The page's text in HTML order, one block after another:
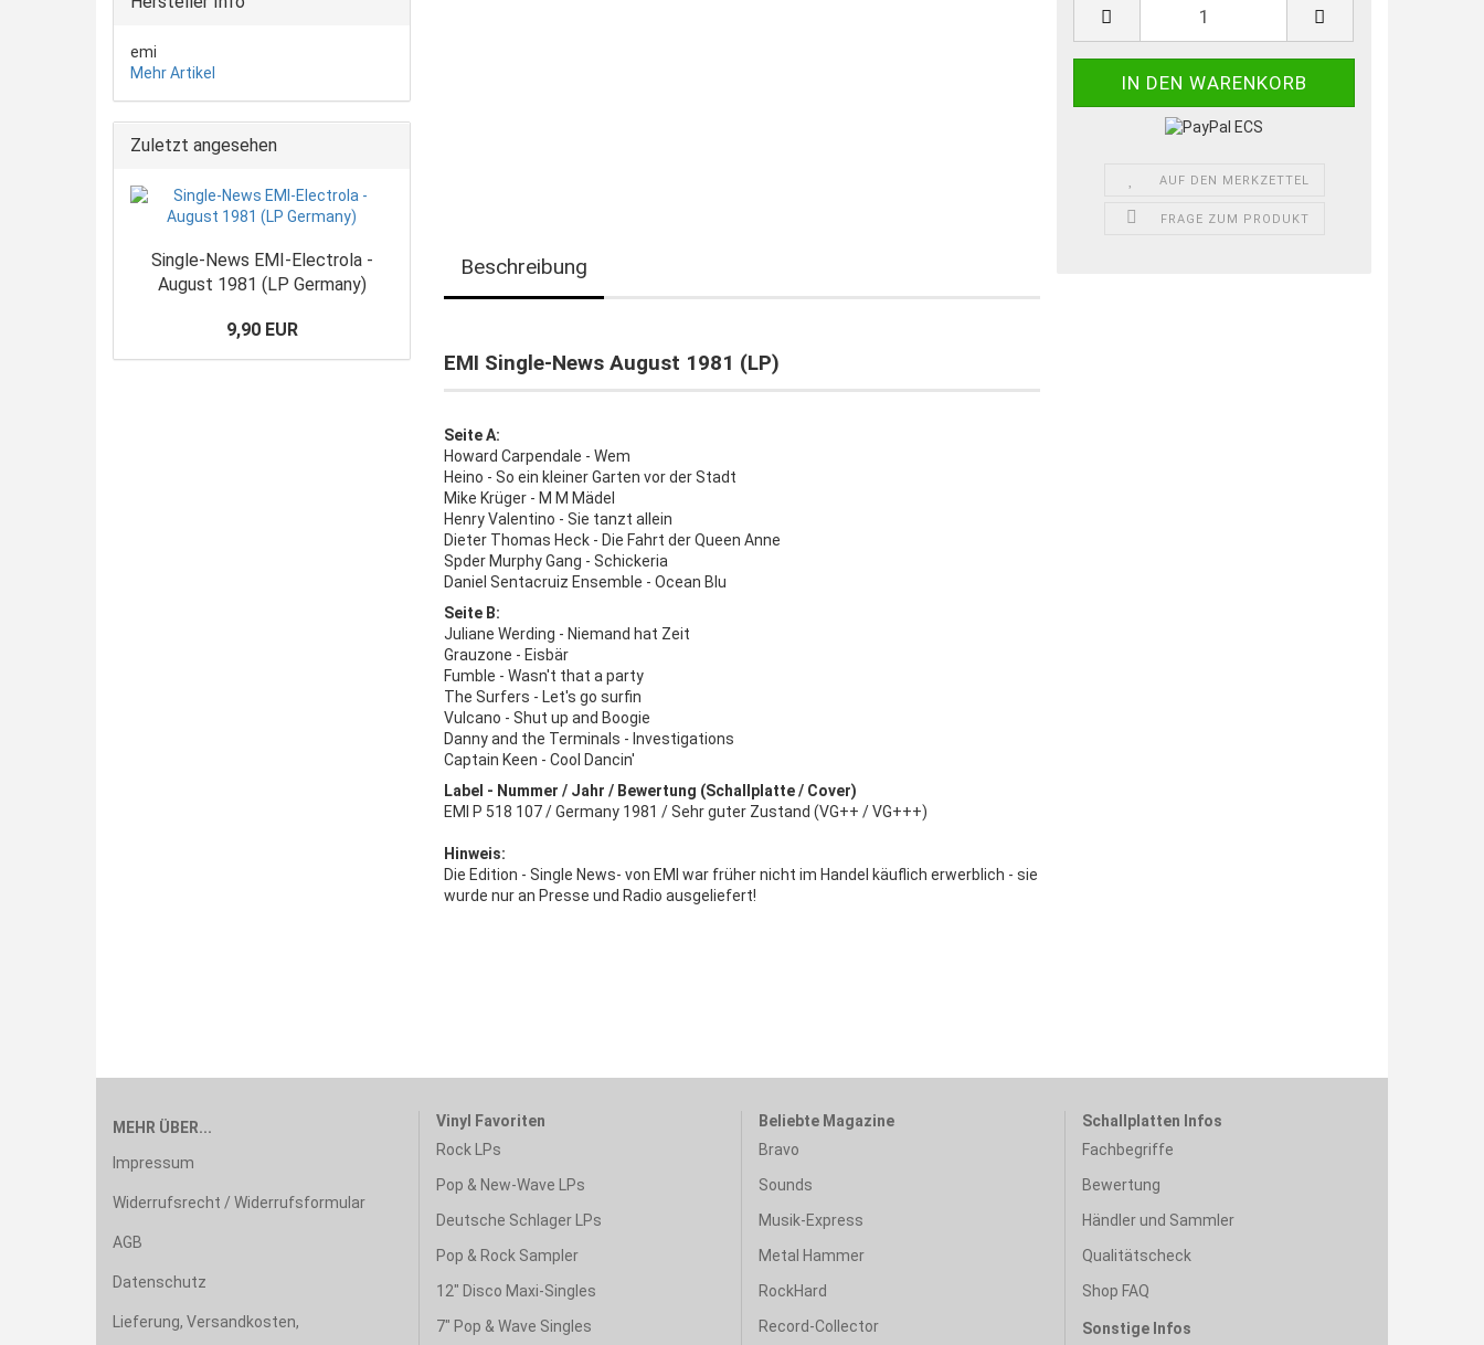
AUF DEN MERKZETTEL
FRAGE ZUM PRODUKT
Beschreibung
EMI Single-News August 1981 (LP)
Seite A:
Howard Carpendale - Wem
Heino - So ein kleiner Garten vor der Stadt
Mike Krüger - M M Mädel
Henry Valentino - Sie tanzt allein
Dieter Thomas Heck - Die Fahrt der Queen Anne
Spder Murphy Gang - Schickeria
Daniel Sentacruiz Ensemble - Ocean Blu
Seite B:
Juliane Werding - Niemand hat Zeit
Grauzone - Eisbär
Fumble - Wasn't that a party
The Surfers - Let's go surfin
Vulcano - Shut up and Boogie
Danny and the Terminals - Investigations
Captain Keen - Cool Dancin'
Label - Nummer / Jahr / Bewertung (Schallplatte / Cover)
EMI P 518 107 / Germany 1981 / Sehr guter Zustand (VG++ / VG+++)
Hinweis:
Die Edition - Single News- von EMI war früher nicht im Handel käuflich erwerblich - sie
wurde nur an Presse und Radio ausgeliefert!
emi
Mehr Artikel
Zuletzt angesehen
Single-News EMI-Electrola -
August 1981 (LP Germany)
9,90 EUR
MEHR ÜBER...
Impressum
Widerrufsrecht / Widerrufsformular
AGB
Datenschutz
Lieferung, Versandkosten,
Vinyl Favoriten
Rock LPs
Pop & New-Wave LPs
Deutsche Schlager LPs
Pop & Rock Sampler
12" Disco Maxi-Singles
7" Pop & Wave Singles
Beliebte Magazine
Bravo
Sounds
Musik-Express
Metal Hammer
RockHard
Record-Collector
Schallplatten Infos
Fachbegriffe
Bewertung
Händler und Sammler
Qualitätscheck
Shop FAQ
Sonstige Infos